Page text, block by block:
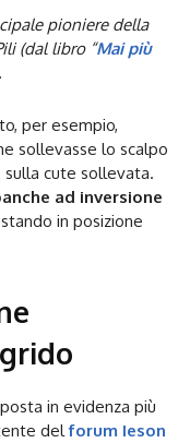
pioniere della
(dal libro “Mai più
per esempio,
sollevasse lo scalpo
sulla cute sollevata.
ad inversione
in posizione
in evidenza più
delforum Ieson